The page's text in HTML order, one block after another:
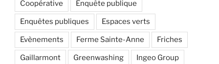
Coopérative Enquête publique
Enquêtes publiques Espaces verts
Evènements Ferme Sainte-Anne Friches
Gaillarmont Greenwashing Ingeo Group